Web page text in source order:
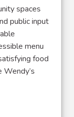
spaces
public input
menu
food
Wendy’s